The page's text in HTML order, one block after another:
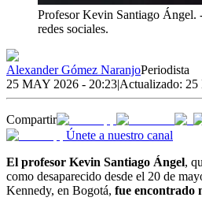
Profesor Kevin Santiago Ángel.
redes sociales.
Alexander Gómez NaranjoPeriodista
25 MAY 2026 - 20:23|Actualizado: 25
Compartir
Únete a nuestro canal
El profesor Kevin Santiago Ángel,
como desaparecido desde el 20 de
Kennedy, en Bogotá, fue encontrado